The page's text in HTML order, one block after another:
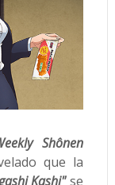
Shônen
que la
Kashi"se